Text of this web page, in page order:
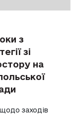
з
зі
на
заходів